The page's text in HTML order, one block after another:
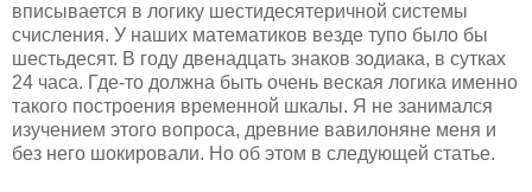
вписывается в логику шестидесятеричной системы
счисления. У наших математиков везде тупо было бы
шестьдесят. В году двенадцать знаков зодиака, в сутках
24 часа. Где-то должна быть очень веская логика именно
такого построения временной шкалы. Я не занимался
изучением этого вопроса, древние вавилоняне меня и
без него шокировали. Но об этом в следующей статье.